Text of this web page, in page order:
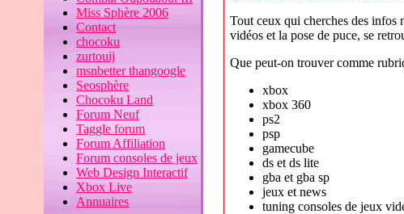
Miss Sphère 2006
Contact
chocoku
zurtouij
msnbetter thangoogle
Seosphère
Chocoku Land
Forum Neuf
Taggle forum
Forum Affiliation
Forum consoles de jeux
Web Design Interactif
Xbox Live
Annuaires
Tout ceux qui cherches des infos
vidéos et la pose de puce, se
Que peut-on trouver comme
xbox
xbox 360
ps2
psp
gamecube
ds et ds lite
gba et gba sp
jeux et news
tuning consoles de jeux